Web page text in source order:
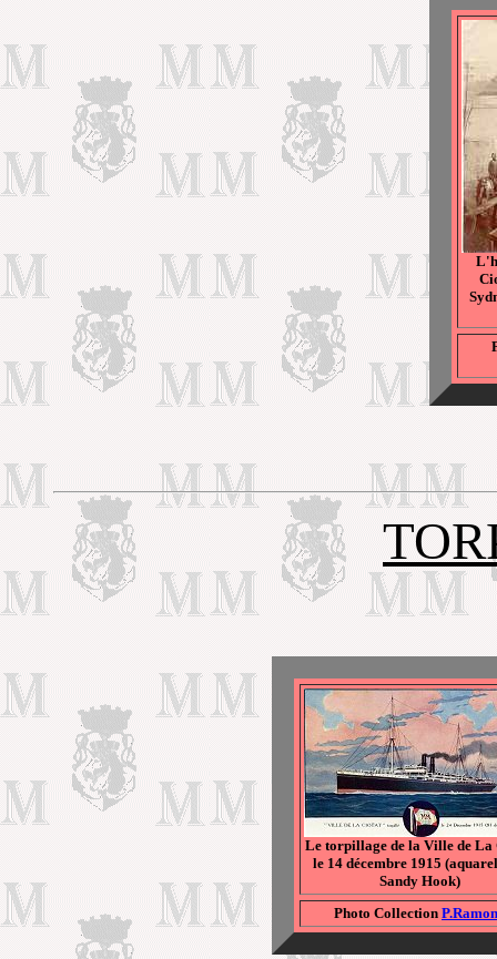
Le torpillage de la Ville de La
le 14 décembre 1915
Sandy Hook)
Photo Collection